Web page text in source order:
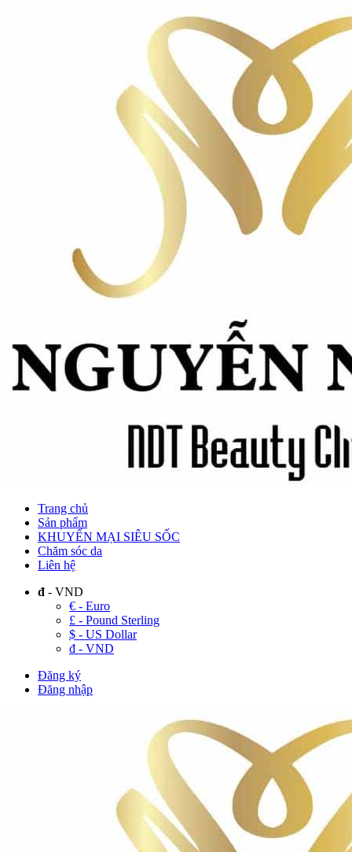
Trang chủ
Sản phẩm
KHUYẾN MẠI SIÊU SỐC
Chăm sóc da
Liên hệ
đ - VND
€ - Euro
£ - Pound Sterling
$ - US Dollar
đ - VND
Đăng ký
Đăng nhập